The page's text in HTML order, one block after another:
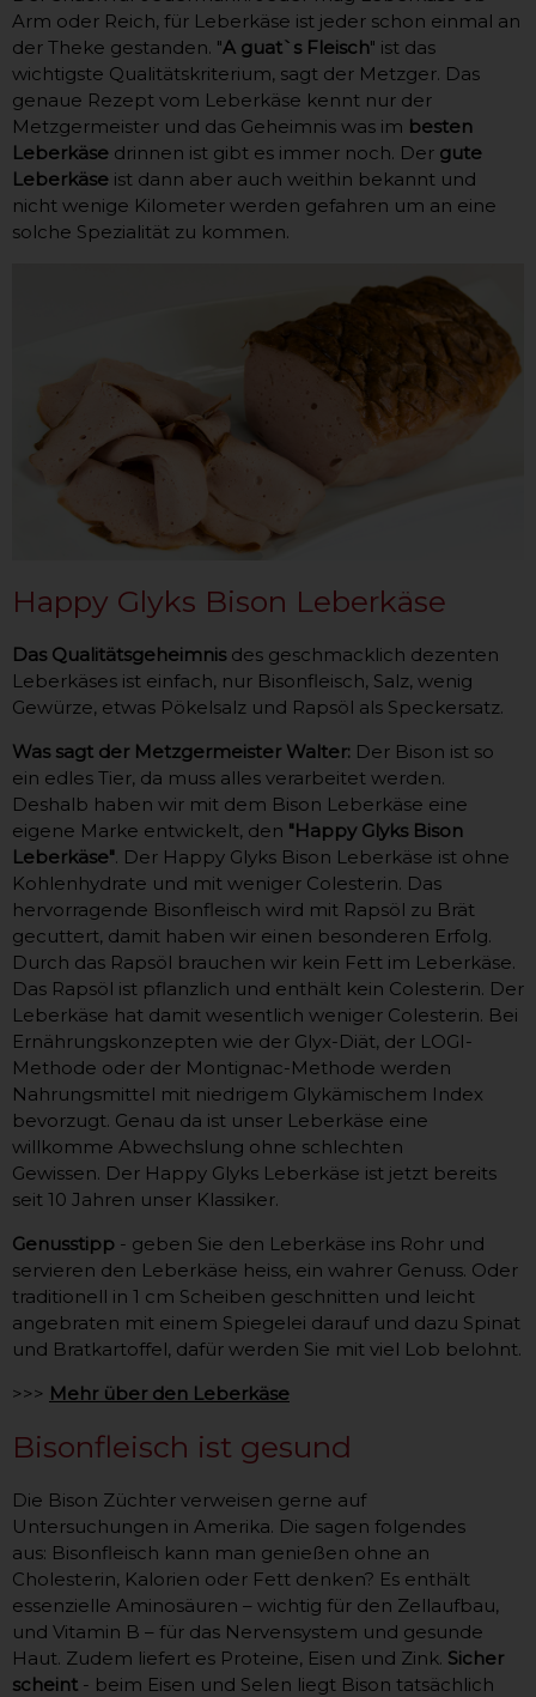
Arm oder Reich, für Leberkäse ist jeder schon einmal an
der Theke gestanden. "A guat`s Fleisch" ist das
wichtigste Qualitätskriterium, sagt der Metzger. Das
genaue Rezept vom Leberkäse kennt nur der
Metzgermeister und das Geheimnis was im besten
Leberkäse drinnen ist gibt es immer noch. Der gute
Leberkäse ist dann aber auch weithin bekannt und
nicht wenige Kilometer werden gefahren um an eine
solche Spezialität zu kommen.
Happy Glyks Bison Leberkäse
Das Qualitätsgeheimnisdes geschmacklich dezenten
Leberkäses ist einfach, nur Bisonfleisch, Salz, wenig
Gewürze, etwas Pökelsalz und Rapsöl als Speckersatz.
Was sagt der Metzgermeister Walter: Der Bison ist so
ein edles Tier, da muss alles verarbeitet werden.
Deshalb haben wir mit dem Bison Leberkäse eine
eigene Marke entwickelt, den "Happy Glyks Bison
Leberkäse". Der Happy Glyks Bison Leberkäse ist ohne
Kohlenhydrate und mit weniger Colesterin. Das
hervorragende Bisonfleisch wird mit Rapsöl zu Brät
gecuttert, damit haben wir einen besonderen Erfolg.
Durch das Rapsöl brauchen wir kein Fett im Leberkäse.
Das Rapsöl ist pflanzlich und enthält kein Colesterin. Der
Leberkäse hat damit wesentlich weniger Colesterin. Bei
Ernährungskonzepten wie der Glyx-Diät, der LOGI-
Methode oder der Montignac-Methode werden
Nahrungsmittel mit niedrigem Glykämischem Index
bevorzugt. Genau da ist unser Leberkäse eine
willkomme Abwechslung ohne schlechten
Gewissen. Der Happy Glyks Leberkäse ist jetzt bereits
seit 10 Jahren unser Klassiker.
Genusstipp - geben Sie den Leberkäse ins Rohr und
servieren den Leberkäse heiss, ein wahrer Genuss. Oder
traditionell in 1 cm Scheiben geschnitten und leicht
angebraten mit einem Spiegelei darauf und dazu Spinat
und Bratkartoffel, dafür werden Sie mit viel Lob belohnt.
>>> Mehr über den Leberkäse
Bisonfleisch ist gesund
Die Bison Züchter verweisen gerne auf
Untersuchungen in Amerika. Die sagen folgendes
aus: Bisonfleisch kann man genießen ohne an
Cholesterin, Kalorien oder Fett denken? Es enthält
essenzielle Aminosäuren – wichtig für den Zellaufbau,
und Vitamin B – für das Nervensystem und gesunde
Haut. Zudem liefert es Proteine, Eisen und Zink. Sicher
scheint - beim Eisen und Selen liegt Bison tatsächlich